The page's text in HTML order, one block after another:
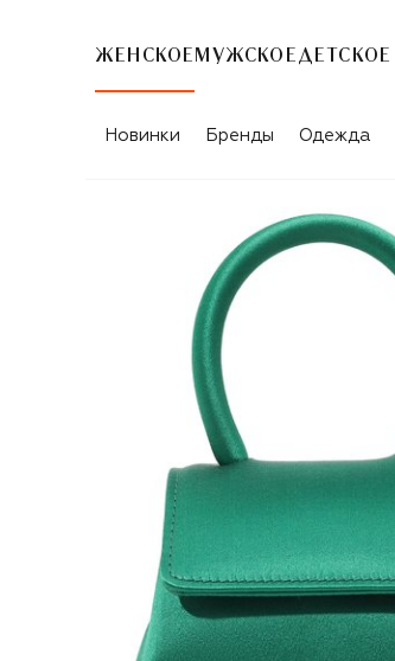
ЖЕНСКОЕ МУЖСКОЕ ДЕТСКОЕ
Новинки Бренды Одежда